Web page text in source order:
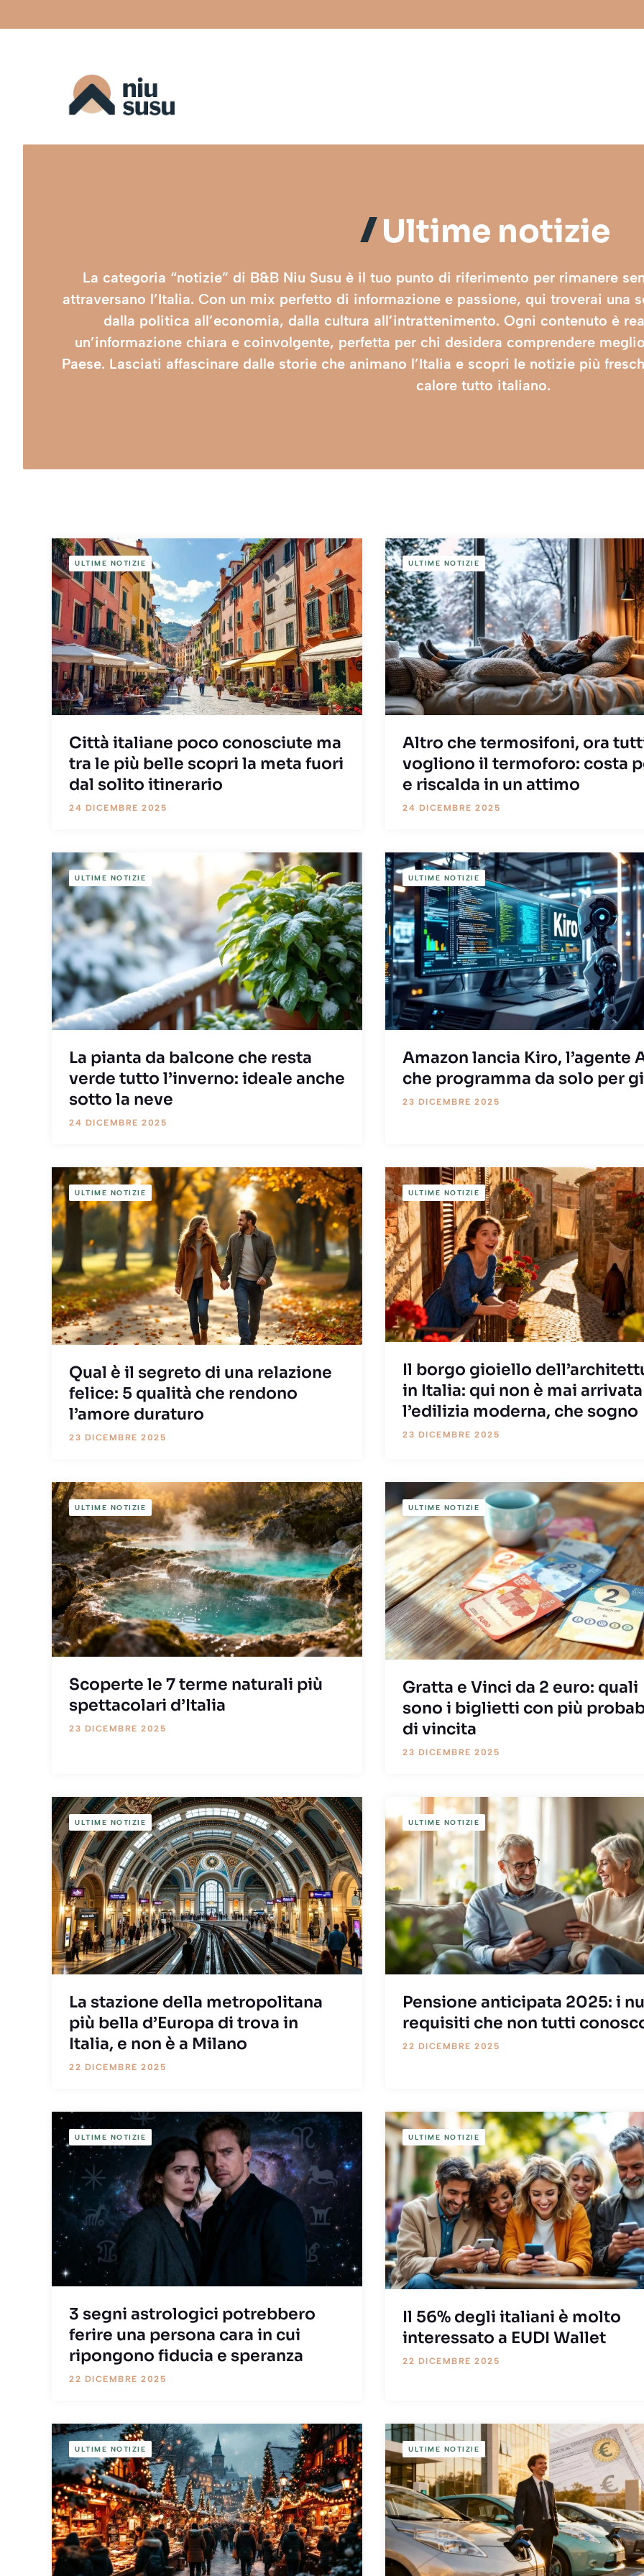
al
Ultime notizie
La categoria “notizie” di B&B Niu Susu è il tuo punto di riferimento per rimanere
attraversano l’Italia. Con un mix perfetto di informazione e passione, qui troverai una
dalla politica all’economia, dalla cultura all’intrattenimento. Ogni contenuto è
un’informazione chiara e coinvolgente, perfetta per chi desidera comprendere
Paese. Lasciati affascinare dalle storie che animano l’Italia e scopri le notizie più
calore tutto italiano.
ULTIME NOTIZIE
Città italiane poco conosciute ma
tra le più belle scopri la meta fuori
dal solito itinerario
24 DICEMBRE 2025
ULTIME NOTIZIE
Altro che termosifoni, ora
vogliono il termoforo: costa
e riscalda in un attimo
24 DICEMBRE 2025
ULTIME NOTIZIE
La pianta da balcone che resta
verde tutto l’inverno: ideale anche
sotto la neve
24 DICEMBRE 2025
ULTIME NOTIZIE
Amazon lancia Kiro, l’agente
che programma da solo per
23 DICEMBRE 2025
ULTIME NOTIZIE
Qual è il segreto di una relazione
felice: 5 qualità che rendono
l’amore duraturo
23 DICEMBRE 2025
ULTIME NOTIZIE
Il borgo gioiello
in Italia: qui non è mai arrivata
l’edilizia moderna, che sogno
23 DICEMBRE 2025
ULTIME NOTIZIE
Scoperte le 7 terme naturali più
spettacolari d’Italia
23 DICEMBRE 2025
ULTIME NOTIZIE
Gratta e Vinci da 2 euro: quali
sono i biglietti con più
di vincita
23 DICEMBRE 2025
ULTIME NOTIZIE
La stazione della metropolitana
più bella d’Europa di trova in
Italia, e non è a Milano
22 DICEMBRE 2025
ULTIME NOTIZIE
Pensione anticipata 2025: i
requisiti che non tutti
22 DICEMBRE 2025
ULTIME NOTIZIE
3 segni astrologici potrebbero
ferire una persona cara in cui
ripongono fiducia e speranza
22 DICEMBRE 2025
ULTIME NOTIZIE
Il 56% degli italiani è molto
interessato a EUDI Wallet
22 DICEMBRE 2025
ULTIME NOTIZIE ULTIME NOTIZIE